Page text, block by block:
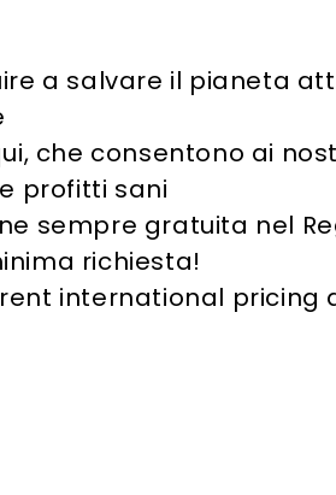
a salvare il pianeta
che consentono ai
profitti sani
sempre gratuita nel
richiesta!
international pricing